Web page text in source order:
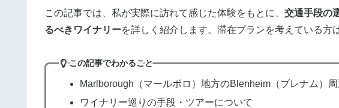
この記事では、私が実際に訪れて感じた体験をもとに、 交通手段の
るべきワイナリーを詳しく紹介します。滞在プランを考えている方
この記事でわかること
Marlborough（マールボロ）地方のBlenheim（ブレナム）
ワイナリー巡りの手段・ツアーについて